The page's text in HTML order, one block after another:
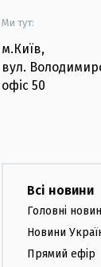
Ми тут:
м.Київ,
вул.
офіс 50
Всі новини
Головні
Новини
Прямий ефір